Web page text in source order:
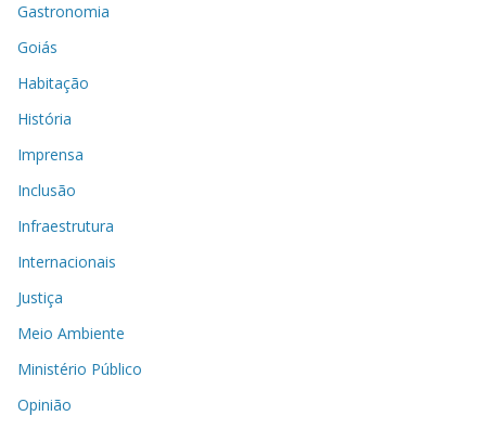
Gastronomia
Goiás
Habitação
História
Imprensa
Inclusão
Infraestrutura
Internacionais
Justiça
Meio Ambiente
Ministério Público
Opinião